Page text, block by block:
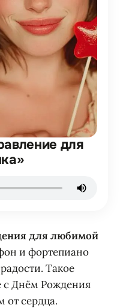
для
для любимой
и фортепиано
Такое
с Днём Рождения
от сердца.